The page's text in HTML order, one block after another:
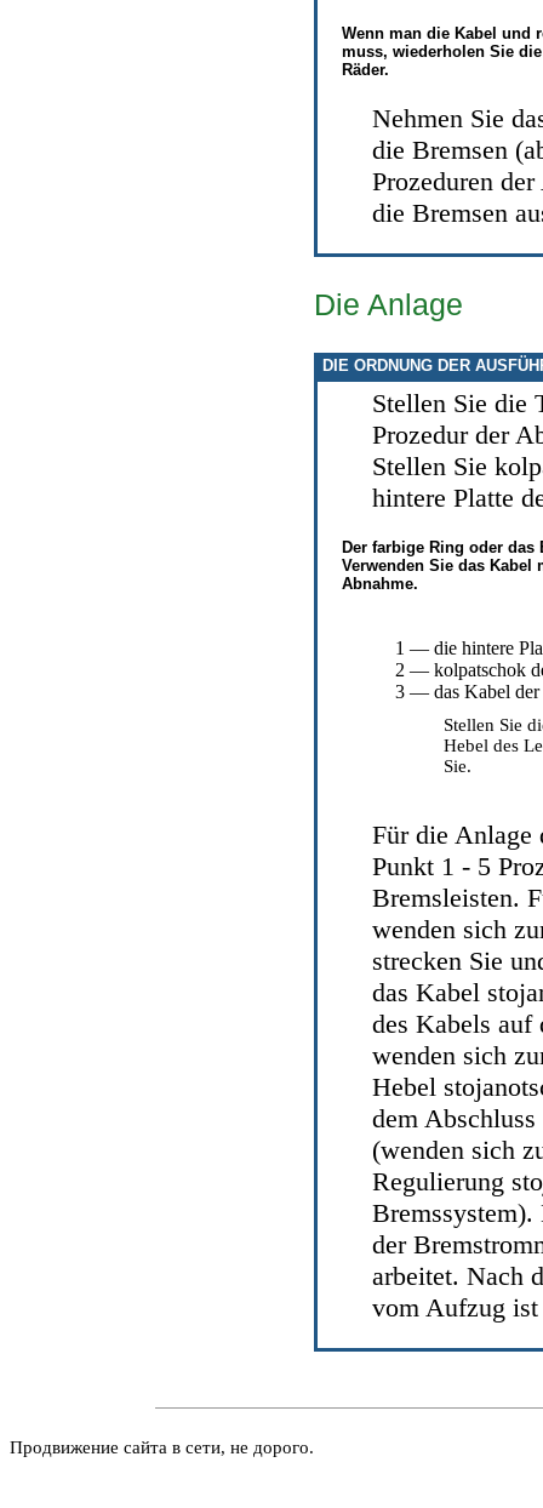
Wenn man die Kabel und
muss, wiederholen Sie
Räder.
Nehmen Sie
die Bremsen
Prozeduren
die Bremsen
Die Anlage
DIE ORDNUNG DER
Stellen Sie die
Prozedur der
Stellen Sie
hintere Platte
Der farbige Ring oder
Verwenden Sie das
Abnahme.
1 — die hintere
2 — kolpatschok
3 — das Kabel der
Stellen Sie
Hebel des
Sie.
Für die Anlage
Punkt 1 - 5
Bremsleisten.
wenden sich
strecken Sie
das Kabel
des Kabels auf
wenden sich
Hebel
dem
(wenden sich
Regulierung
Bremssystem).
der
arbeitet. Nach
vom Aufzug
Продвижение сайта в сети, не дорого.